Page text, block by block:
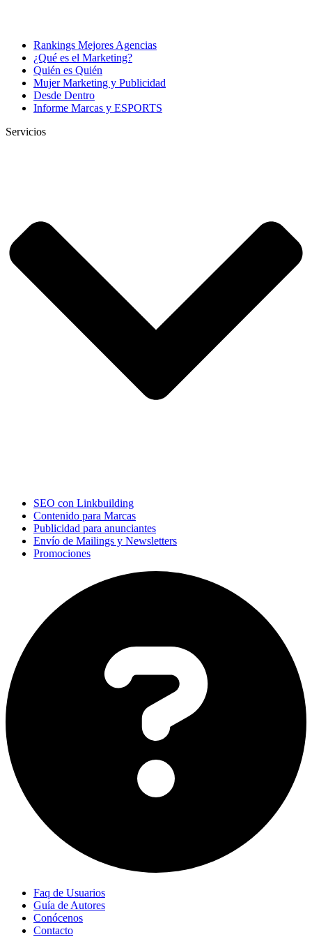
Rankings Mejores Agencias
¿Qué es el Marketing?
Quién es Quién
Mujer Marketing y Publicidad
Desde Dentro
Informe Marcas y ESPORTS
Servicios
SEO con Linkbuilding
Contenido para Marcas
Publicidad para anunciantes
Envío de Mailings y Newsletters
Promociones
Faq de Usuarios
Guía de Autores
Conócenos
Contacto